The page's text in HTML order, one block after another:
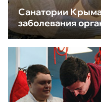
Санатории
заболевания